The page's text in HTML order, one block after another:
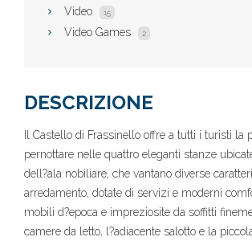
Video 15
Video Games 2
DESCRIZIONE
Il Castello di Frassinello offre a tutti i turisti la
pernottare nelle quattro eleganti stanze
dell?ala nobiliare, che vantano diverse
arredamento, dotate di servizi e moderni
mobili d?epoca e impreziosite da soffitti
camere da letto, l?adiacente salotto e la